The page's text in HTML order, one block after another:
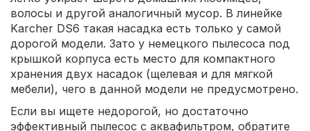
волосы и другой аналогичный мусор. В линейке
Karcher DS6 такая насадка есть только у самой
дорогой модели. Зато у немецкого пылесоса под
крышкой корпуса есть место для компактного
хранения двух насадок (щелевая и для мягкой
мебели), чего в данной модели не предусмотрено.
Если вы ищете недорогой, но достаточно
эффективный пылесос с аквафильтром, обратите